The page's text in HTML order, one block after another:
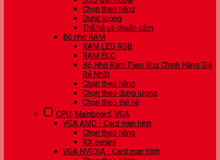
Chọn theo hãng
Dung lượng
Thế hệ và chuẩn cắm
Bộ nhớ RAM
RAM LED RGB
RAM ECC
Bộ Nhớ Ram Theo Bus Chính Hãng Giá
Rẻ Nhất
Chọn theo hãng
Chọn theo dung lượng
Chọn theo thế hệ
CPU, Mainboard, VGA
VGA AMD - Card màn hình
Chọn theo hãng
RX series
VGA NVIDIA - Card màn hình